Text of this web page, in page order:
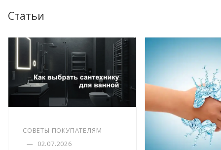
Статьи
СОВЕТЫ ПОКУПАТЕЛЯМ
— 02.07.2026